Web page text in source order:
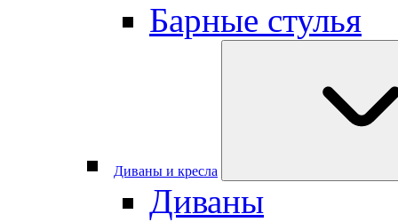
Барные стулья
Диваны и кресла
Диваны